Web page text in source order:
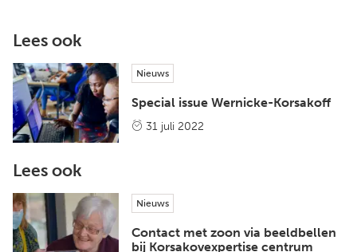
Lees ook
Nieuws
Special issue Wernicke-Korsakoff
31 juli 2022
Lees ook
Nieuws
Contact met zoon via beeldbellen
bij Korsakovexpertise centrum